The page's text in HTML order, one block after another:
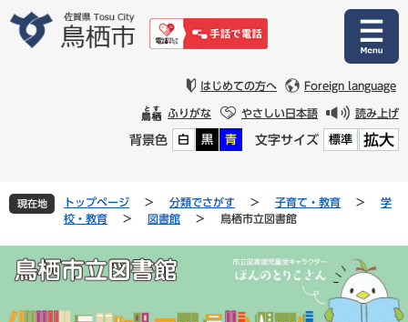
文
はじめての方へ Foreign language
ふりがな やさしい日本語 読み上げ
背景色 白 黒 青 文字サイズ 標準 拡大
現在地 トップページ > 分類でさがす > 子育て・教育 >
学
校・教育
> 図書館 > 鳥栖市立図書館